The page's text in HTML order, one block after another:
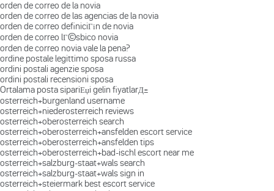
orden de correo de la novia
orden de correo de las agencias de la novia
orden de correo definiciГіn de novia
orden de correo lГ©sbico novia
orden de correo novia vale la pena?
ordine postale legittimo sposa russa
ordini postali agenzie sposa
ordini postali recensioni sposa
Ortalama posta sipariЕџi gelin fiyatlarД±
osterreich+burgenland username
osterreich+niederosterreich reviews
osterreich+oberosterreich search
osterreich+oberosterreich+ansfelden escort service
osterreich+oberosterreich+ansfelden tips
osterreich+oberosterreich+bad-ischl escort near me
osterreich+salzburg-staat+wals search
osterreich+salzburg-staat+wals sign in
osterreich+steiermark best escort service